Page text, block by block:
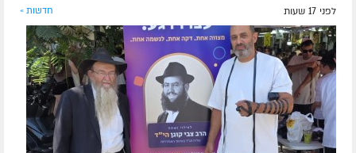
לפני 17 שעות חדשות »